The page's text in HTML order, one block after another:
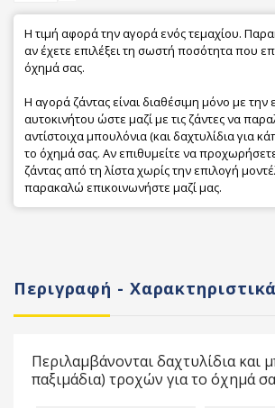
Η τιμή αφορά την αγορά ενός τεμαχίου.
αν έχετε επιλέξει τη σωστή ποσότητα που
όχημά σας.
Η αγορά ζάντας είναι διαθέσιμη μόνο με την
αυτοκινήτου ώστε μαζί με τις ζάντες να
αντίστοιχα μπουλόνια (και δαχτυλίδια για
το όχημά σας. Αν επιθυμείτε να
ζάντας από τη λίστα χωρίς την επιλογή
παρακαλώ επικοινωνήστε μαζί μας.
Περιγραφή - Χαρακτηριστικά
Περιλαμβάνονται δαχτυλίδια και
παξιμάδια) τροχών για το όχημά